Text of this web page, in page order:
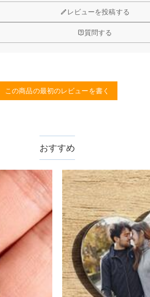
レビューを投稿する
質問する
この商品の最初のレビューを書く
おすすめ